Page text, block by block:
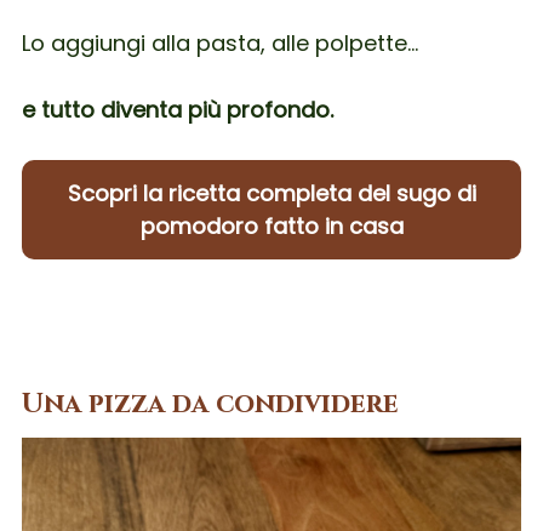
Lo aggiungi alla pasta, alle polpette…
e tutto diventa più profondo.
Scopri la ricetta completa del sugo di
pomodoro fatto in casa
Una pizza da condividere